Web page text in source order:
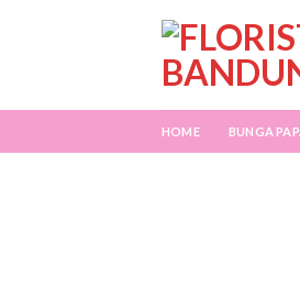
HOME BUNGA